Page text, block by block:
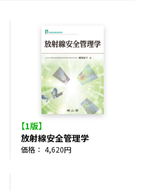
【1版】
放射線安全管理学
価格： 4,620円